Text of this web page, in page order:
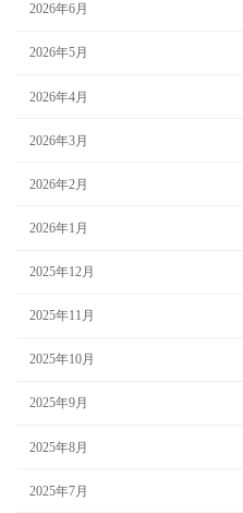
2026年6月
2026年5月
2026年4月
2026年3月
2026年2月
2026年1月
2025年12月
2025年11月
2025年10月
2025年9月
2025年8月
2025年7月